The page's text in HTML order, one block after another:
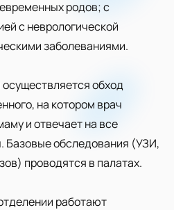
родов; с
с неврологической
заболеваниями.
обход
на котором врач
и отвечает на все
Базовые обследования (УЗИ,
проводятся в палатах.
работают